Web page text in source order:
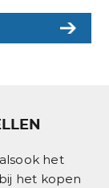
het
het kopen